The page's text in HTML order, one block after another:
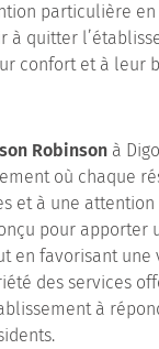
particulière
à quitter
confort et à leur
Robinson à
où chaque
et à une
pour apporter
en favorisant une
des services
à